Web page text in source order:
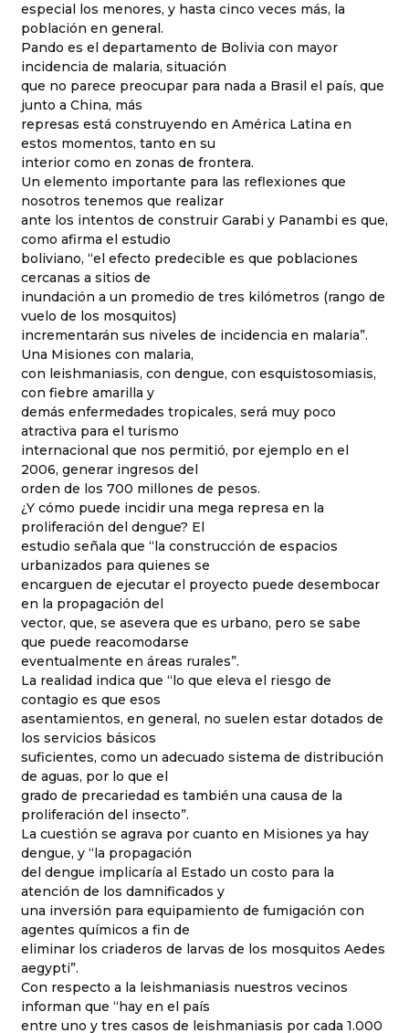
especial los menores, y hasta cinco veces más, la
población en general.
Pando es el departamento de Bolivia con mayor
incidencia de malaria, situación
que no parece preocupar para nada a Brasil el país, que
junto a China, más
represas está construyendo en América Latina en
estos momentos, tanto en su
interior como en zonas de frontera.
Un elemento importante para las reflexiones que
nosotros tenemos que realizar
ante los intentos de construir Garabi y Panambi es que,
como afirma el estudio
boliviano, “el efecto predecible es que poblaciones
cercanas a sitios de
inundación a un promedio de tres kilómetros (rango de
vuelo de los mosquitos)
incrementarán sus niveles de incidencia en malaria”.
Una Misiones con malaria,
con leishmaniasis, con dengue, con esquistosomiasis,
con fiebre amarilla y
demás enfermedades tropicales, será muy poco
atractiva para el turismo
internacional que nos permitió, por ejemplo en el
2006, generar ingresos del
orden de los 700 millones de pesos.
¿Y cómo puede incidir una mega represa en la
proliferación del dengue? El
estudio señala que “la construcción de espacios
urbanizados para quienes se
encarguen de ejecutar el proyecto puede desembocar
en la propagación del
vector, que, se asevera que es urbano, pero se sabe
que puede reacomodarse
eventualmente en áreas rurales”.
La realidad indica que “lo que eleva el riesgo de
contagio es que esos
asentamientos, en general, no suelen estar dotados de
los servicios básicos
suficientes, como un adecuado sistema de distribución
de aguas, por lo que el
grado de precariedad es también una causa de la
proliferación del insecto”.
La cuestión se agrava por cuanto en Misiones ya hay
dengue, y “la propagación
del dengue implicaría al Estado un costo para la
atención de los damnificados y
una inversión para equipamiento de fumigación con
agentes químicos a fin de
eliminar los criaderos de larvas de los mosquitos Aedes
aegypti”.
Con respecto a la leishmaniasis nuestros vecinos
informan que “hay en el país
entre uno y tres casos de leishmaniasis por cada 1.000